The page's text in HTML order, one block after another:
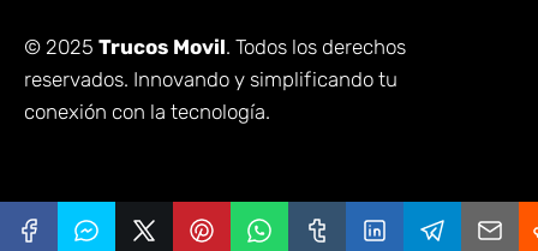
© 2025 Trucos Movil. Todos los derechos
reservados. Innovando y simplificando tu
conexión con la tecnología.